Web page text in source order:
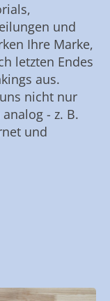
und
Ihre Marke,
letzten Endes
aus.
nicht nur
- z. B.
und